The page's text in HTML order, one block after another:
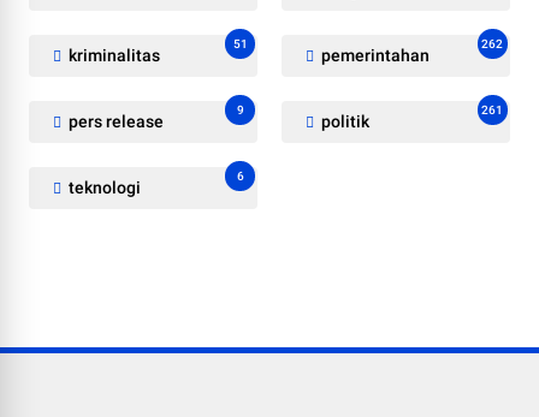
kriminalitas
51
pemerintahan
262
pers release
9
politik
261
teknologi
6